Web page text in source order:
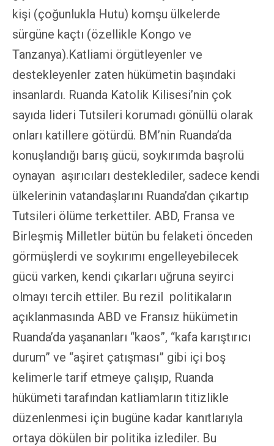
kişi (çoğunlukla Hutu) komşu ülkelerde
sürgüne kaçtı (özellikle Kongo ve
Tanzanya).Katliami örgütleyenler ve
destekleyenler zaten hükümetin başındaki
insanlardı. Ruanda Katolik Kilisesi’nin çok
sayıda lideri Tutsileri korumadı gönüllü olarak
onları katillere götürdü. BM’nin Ruanda’da
konuşlandığı barış gücü, soykırımda başrolü
oynayan aşırıcıları desteklediler, sadece kendi
ülkelerinin vatandaşlarını Ruanda’dan çıkartıp
Tutsileri ölüme terkettiler. ABD, Fransa ve
Birleşmiş Milletler bütün bu felaketi önceden
görmüşlerdi ve soykırımı engelleyebilecek
gücü varken, kendi çıkarları uğruna seyirci
olmayı tercih ettiler. Bu rezil politikaların
açıklanmasında ABD ve Fransız hükümetin
Ruanda’da yaşananları “kaos”, “kafa karıştırıcı
durum” ve “aşiret çatışması” gibi içi boş
kelimerle tarif etmeye çalışıp, Ruanda
hükümeti tarafından katliamların titizlikle
düzenlenmesi için bugüne kadar kanıtlarıyla
ortaya dökülen bir politika izlediler. Bu